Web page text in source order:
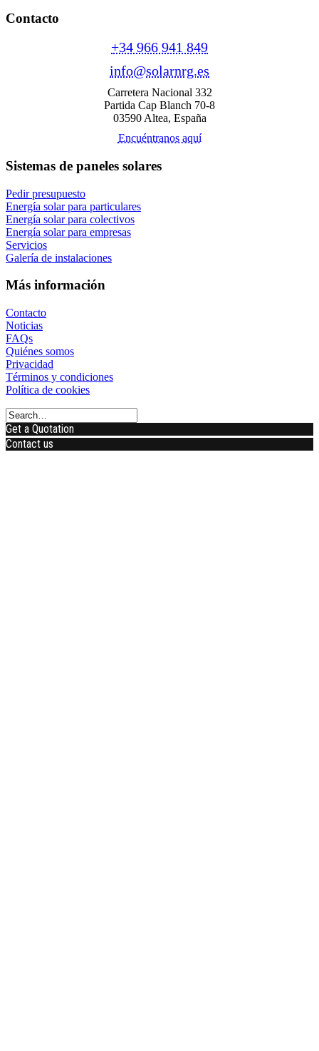
Contacto
+34 966 941 849
info@solarnrg.es
Carretera Nacional 332
Partida Cap Blanch 70-8
03590 Altea, España
Encuéntranos aquí
Sistemas de paneles solares
Pedir presupuesto
Energía solar para particulares
Energía solar para colectivos
Energía solar para empresas
Servicios
Galería de instalaciones
Más información
Contacto
Noticias
FAQs
Quiénes somos
Privacidad
Términos y condiciones
Política de cookies
Get a Quotation
Contact us